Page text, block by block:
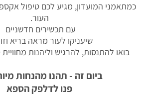
כמתאמני המועדון, מגיע לכם טיפול
העור.
עם תכשירים חדשניים
שיעניקו לעור מראה בריא
בואו להתנסות, להרגיש וליהנות
ביום זה - תהנו מהנחות
פנו לדלפק הספא